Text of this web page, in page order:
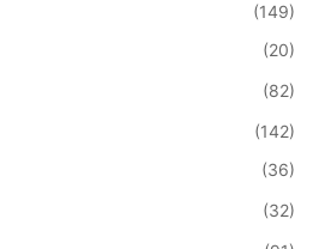
(149)
(20)
(82)
(142)
(36)
(32)